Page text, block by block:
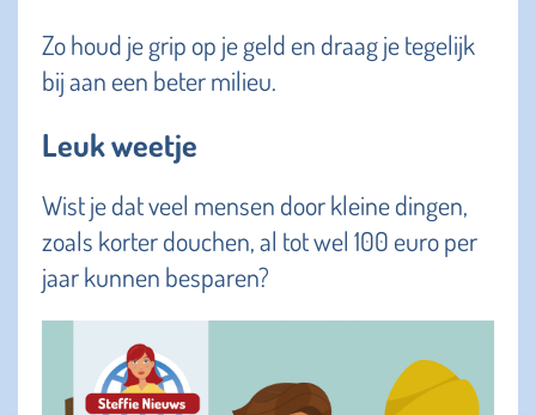
Zo houd je grip op je geld en draag je tegelijk
bij aan een beter milieu.
Leuk weetje
Wist je dat veel mensen door kleine dingen,
zoals korter douchen, al tot wel 100 euro per
jaar kunnen besparen?